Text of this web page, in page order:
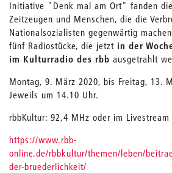
Initiative "Denk mal am Ort" fanden
Zeitzeugen und Menschen, die die
Nationalsozialisten gegenwärtig
fünf Radiostücke, die jetzt in der
im Kulturradio des rbb ausgetrahlt
Montag, 9. März 2020, bis Freitag, 13.
Jeweils um 14.10 Uhr.
rbbKultur: 92,4 MHz oder im Livestream
https://www.rbb-
online.de/rbbkultur/themen/leben/
der-bruederlichkeit/